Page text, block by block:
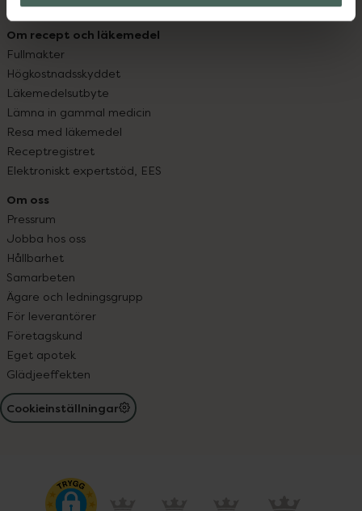
Köpvillkor
Om recept och läkemedel
Fullmakter
Högkostnadsskyddet
Läkemedelsutbyte
Lämna in gammal medicin
Resa med läkemedel
Receptregistret
Elektroniskt expertstöd, EES
Om oss
Pressrum
Jobba hos oss
Hållbarhet
Samarbeten
Ägare och ledningsgrupp
För leverantörer
Företagskund
Eget apotek
Glädjeeffekten
Cookieinställningar